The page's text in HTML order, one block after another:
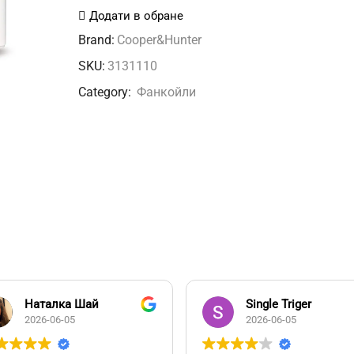
FFC53K2
фанкойл
Додати в обране
Brand: Cooper&Hunter
SKU: 3131110
Category: Фанкойли
Наталка Шай
2026-06-05
Single Triger
2026-06-05